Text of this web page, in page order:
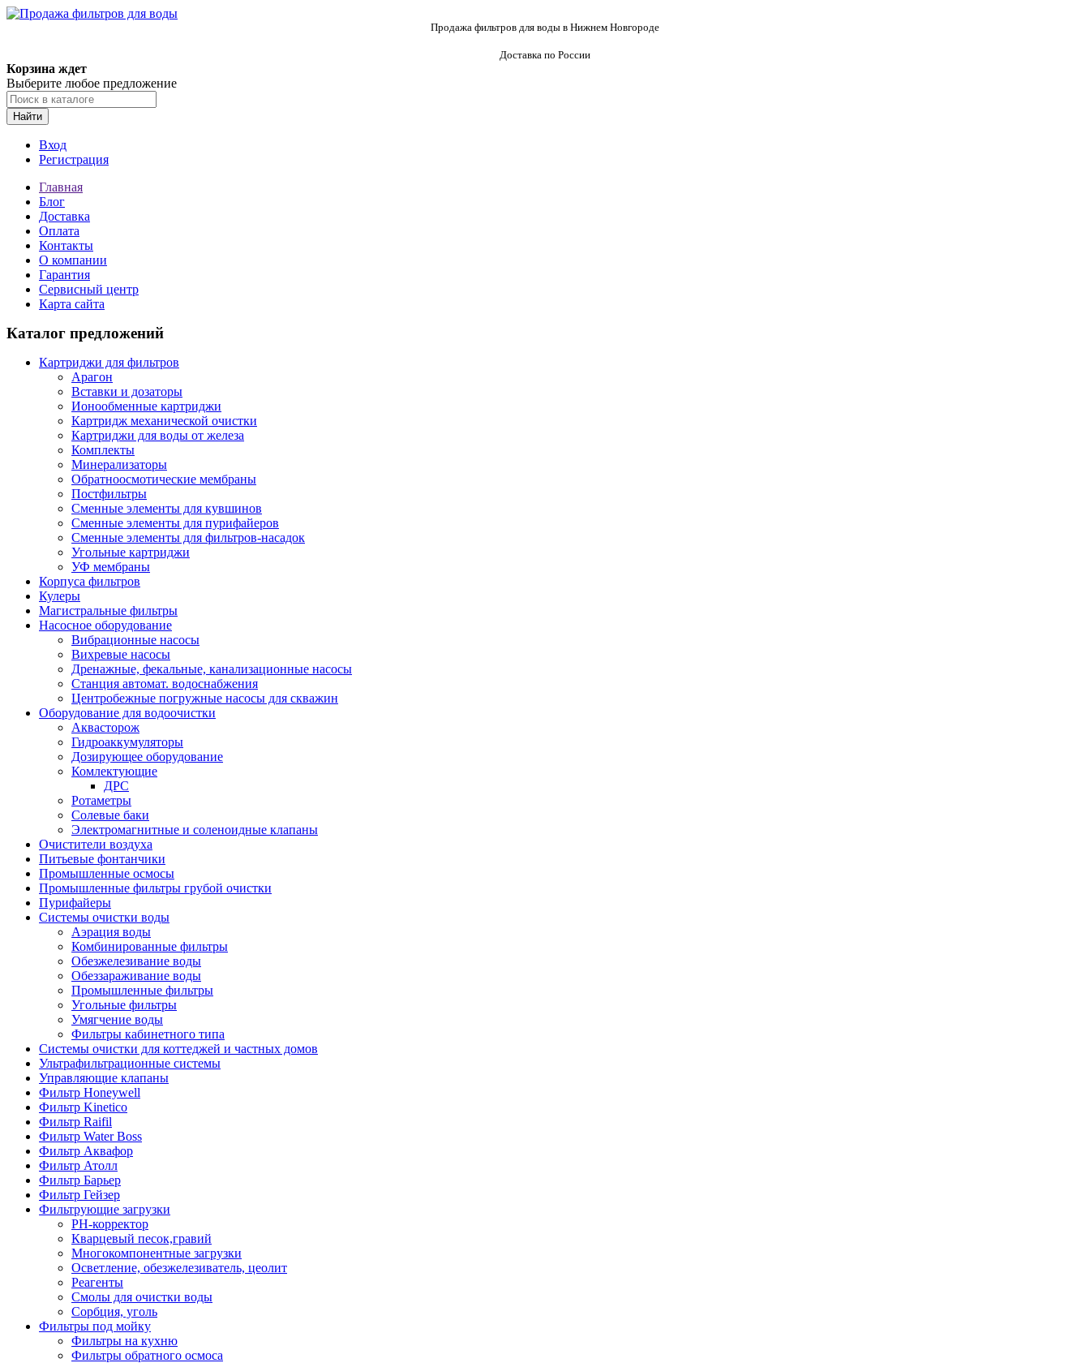
Продажа фильтров для воды в Нижнем Новгороде
Доставка по России
Корзина ждет
Выберите любое предложение
Найти
Вход
Регистрация
Главная
Блог
Доставка
Оплата
Контакты
О компании
Гарантия
Сервисный центр
Карта сайта
Каталог предложений
Картриджи для фильтров
Арагон
Вставки и дозаторы
Ионообменные картриджи
Картридж механической очистки
Картриджи для воды от железа
Комплекты
Минерализаторы
Обратноосмотические мембраны
Постфильтры
Сменные элементы для кувшинов
Сменные элементы для пурифайеров
Сменные элементы для фильтров-насадок
Угольные картриджи
УФ мембраны
Корпуса фильтров
Кулеры
Магистральные фильтры
Насосное оборудование
Вибрационные насосы
Вихревые насосы
Дренажные, фекальные, канализационные насосы
Станция автомат. водоснабжения
Центробежные погружные насосы для скважин
Оборудование для водоочистки
Аквасторож
Гидроаккумуляторы
Дозирующее оборудование
Комлектующие
ДРС
Ротаметры
Солевые баки
Электромагнитные и соленоидные клапаны
Очистители воздуха
Питьевые фонтанчики
Промышленные осмосы
Промышленные фильтры грубой очистки
Пурифайеры
Системы очистки воды
Аэрация воды
Комбинированные фильтры
Обезжелезивание воды
Обеззараживание воды
Промышленные фильтры
Угольные фильтры
Умягчение воды
Фильтры кабинетного типа
Системы очистки для коттеджей и частных домов
Ультрафильтрационные системы
Управляющие клапаны
Фильтр Honeywell
Фильтр Kinetico
Фильтр Raifil
Фильтр Water Boss
Фильтр Аквафор
Фильтр Атолл
Фильтр Барьер
Фильтр Гейзер
Фильтрующие загрузки
PH-корректор
Кварцевый песок,гравий
Многокомпонентные загрузки
Осветление, обезжелезиватель, цеолит
Реагенты
Смолы для очистки воды
Сорбция, уголь
Фильтры под мойку
Фильтры на кухню
Фильтры обратного осмоса